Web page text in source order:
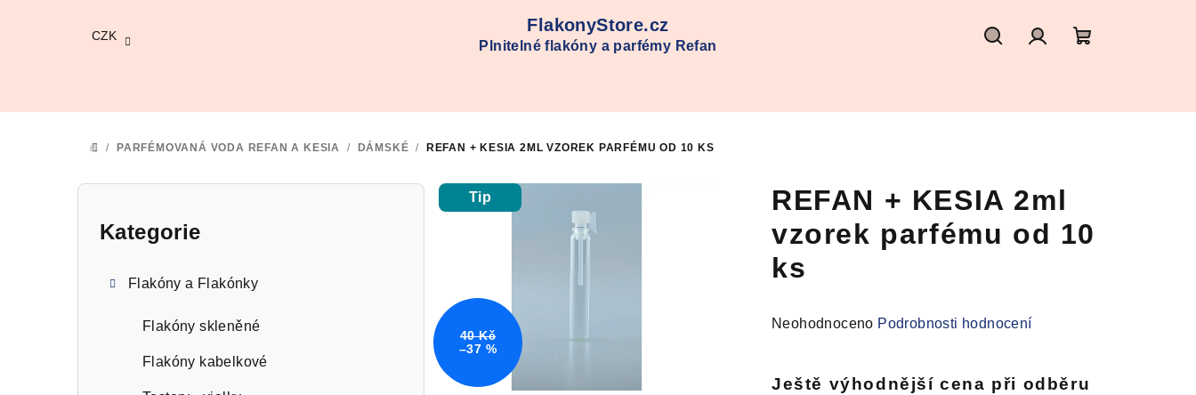
CZK
FlakonyStore.cz
Plnitelné flakóny a parfémy Refan
košík
DOMŮ
/ PARFÉMOVANÁ VODA REFAN A KESIA / DÁMSKÉ / REFAN + KESIA 2ML VZOREK PARFÉMU OD 10 KS
Přeskočit
Kategorie
Flakóny a Flakónky
Flakóny skleněné
Flakóny kabelkové
REFAN + KESIA 2ml
vzorek parfému od 10
ks
Průměrné
je
Neohodnoceno Podrobnosti hodnocení
Ještě výhodnější cena při odběru
Tip
40 Kč
–37 %